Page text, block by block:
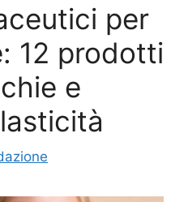
per
12 prodotti
e